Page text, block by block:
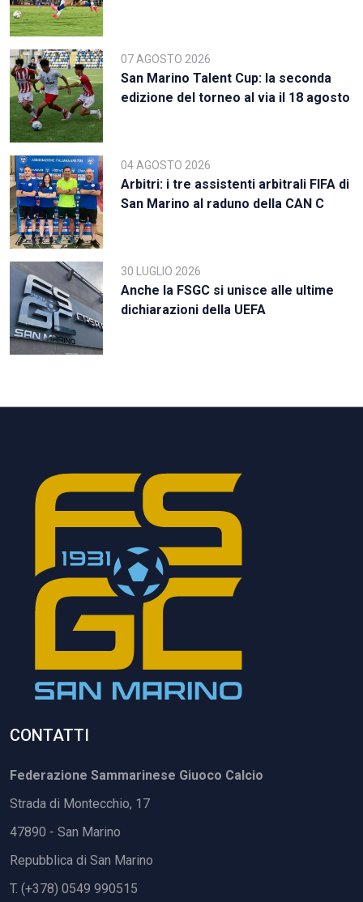
07 AGOSTO 2026
San Marino Talent Cup: la seconda
edizione del torneo al via il 18 agosto
04 AGOSTO 2026
Arbitri: i tre assistenti arbitrali FIFA di
San Marino al raduno della CAN C
30 LUGLIO 2026
Anche la FSGC si unisce alle ultime
dichiarazioni della UEFA
CONTATTI
Federazione Sammarinese Giuoco Calcio
Strada di Montecchio, 17
47890 - San Marino
Repubblica di San Marino
T. (+378) 0549 990515